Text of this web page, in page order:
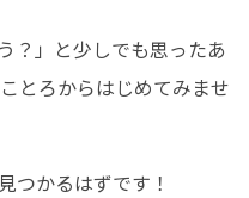
？」と少しでも思ったあ
とろからはじめてみませ
つかるはずです！